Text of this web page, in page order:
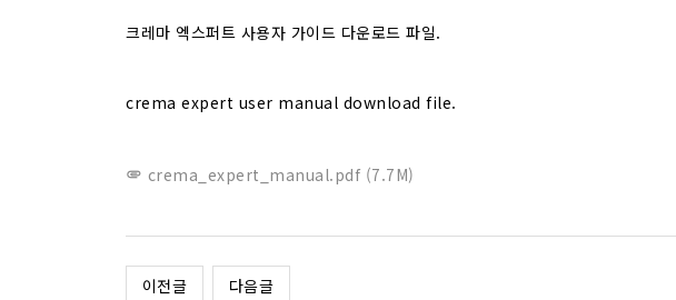
크레마 엑스퍼트 사용자 가이드 다운로드 파일.
crema expert user manual download file.
 crema_expert_manual.pdf (7.7M)
이전글 다음글